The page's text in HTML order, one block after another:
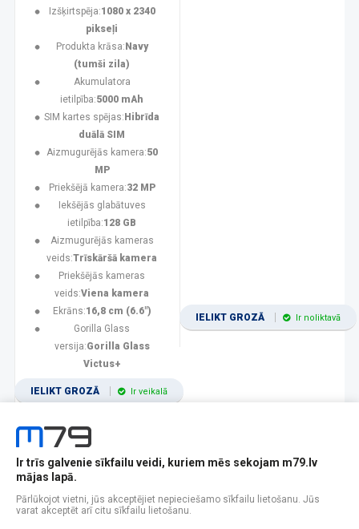
Izšķirtspēja:1080 x 2340
pikseļi
Produkta krāsa: Navy
(tumši zila)
Akumulatora
ietilpība:5000 mAh
SIM kartes spējas: Hibrīda
duālā SIM
Aizmugurējās kamera:50
MP
Priekšējā kamera:32 MP
Iekšējās glabātuves
ietilpība:128 GB
Aizmugurējās kameras
veids:Trīskāršā kamera
Priekšējās kameras
veids:Viena kamera
Ekrāns:16,8 cm (6.6")
Gorilla Glass
versija:Gorilla Glass
Victus+
IELIKT GROZĀ Ir veikalā
IELIKT GROZĀ Ir noliktavā
1 2 3 4 5 6 7 8 9 10 11
Popularitātes Rādīt 12
Ir trīs galvenie sīkfailu veidi, kuriem mēs sekojam m79.lv
mājas lapā.
Pārlūkojot vietni, jūs akceptējiet nepieciešamo sīkfailu lietošanu. Jūs
varat akceptēt arī citu sīkfailu lietošanu.